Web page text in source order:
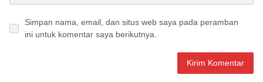
Simpan nama, email, dan situs web saya pada peramban
ini untuk komentar saya berikutnya.